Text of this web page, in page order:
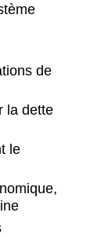
du
les
?
Vers
de
la dette
le